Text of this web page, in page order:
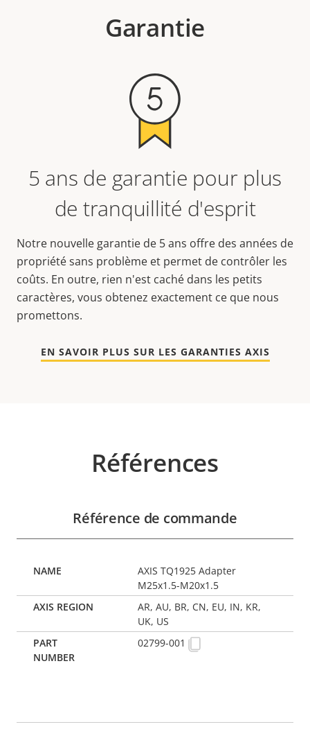
Garantie
5 ans de garantie pour plus
de tranquillité d'esprit
Notre nouvelle garantie de 5 ans offre des années de
propriété sans problème et permet de contrôler les
coûts. En outre, rien n'est caché dans les petits
caractères, vous obtenez exactement ce que nous
promettons.
EN SAVOIR PLUS SUR LES GARANTIES AXIS
Références
Référence de commande
AXIS TQ1925 Adapter
M25x1.5-M20x1.5
AR, AU, BR, CN, EU, IN, KR,
UK, US
02799-001